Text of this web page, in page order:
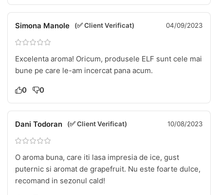
Simona Manole (✅ Client Verificat) 04/09/2023
Excelenta aroma! Oricum, produsele ELF sunt cele mai
bune pe care le-am incercat pana acum.
0 0
Dani Todoran (✅ Client Verificat) 10/08/2023
O aroma buna, care iti lasa impresia de ice, gust
puternic si aromat de grapefruit. Nu este foarte dulce,
recomand in sezonul cald!